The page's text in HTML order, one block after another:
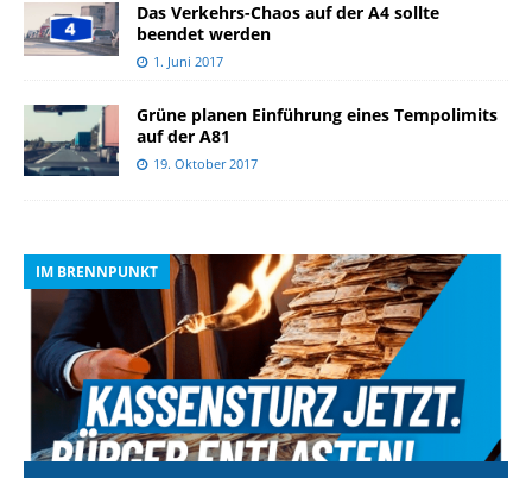
Das Verkehrs-Chaos auf der A4 sollte
beendet werden
1. Juni 2017
Grüne planen Einführung eines Tempolimits
auf der A81
19. Oktober 2017
IM BRENNPUNKT